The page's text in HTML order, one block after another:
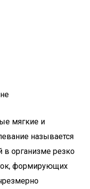
мягкие и
называется
организме резко
формирующих